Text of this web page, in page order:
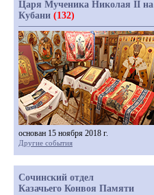
Царя Мученика Николая II на
Кубани (132)
основан 15 ноября 2018 г.
Другие события
Сочинский отдел
Казачьего Конвоя Памяти